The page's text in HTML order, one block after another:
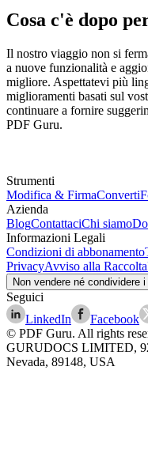
Cosa c'è dopo
Il nostro viaggio non si
a nuove funzionalità e
migliore. Aspettatevi più
miglioramenti basati sul
continuare a fornire
PDF Guru.
Strumenti
Modifica & FirmaConverti
Azienda
BlogContattaciChi siamo
Informazioni Legali
Condizioni di abbonamento
PrivacyAvviso alla Raccolta
Non vendere né condividere
Seguici
LinkedIn
Facebook
© PDF Guru. All rights
GURUDOCS LIMITED,
Nevada, 89148, USA